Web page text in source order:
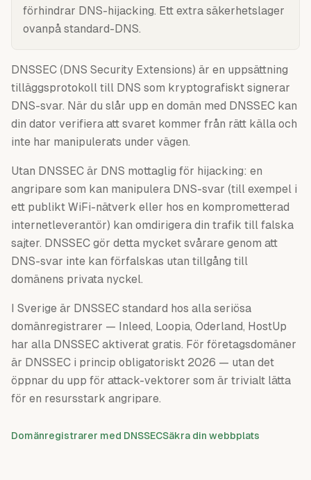
förhindrar DNS-hijacking. Ett extra säkerhetslager
ovanpå standard-DNS.
DNSSEC (DNS Security Extensions) är en uppsättning
tilläggsprotokoll till DNS som kryptografiskt signerar
DNS-svar. När du slår upp en domän med DNSSEC kan
din dator verifiera att svaret kommer från rätt källa och
inte har manipulerats under vägen.
Utan DNSSEC är DNS mottaglig för hijacking: en
angripare som kan manipulera DNS-svar (till exempel i
ett publikt WiFi-nätverk eller hos en komprometterad
internetleverantör) kan omdirigera din trafik till falska
sajter. DNSSEC gör detta mycket svårare genom att
DNS-svar inte kan förfalskas utan tillgång till
domänens privata nyckel.
I Sverige är DNSSEC standard hos alla seriösa
domänregistrarer — Inleed, Loopia, Oderland, HostUp
har alla DNSSEC aktiverat gratis. För företagsdomäner
är DNSSEC i princip obligatoriskt 2026 — utan det
öppnar du upp för attack-vektorer som är trivialt lätta
för en resursstark angripare.
Domänregistrarer med DNSSECSäkra din webbplats